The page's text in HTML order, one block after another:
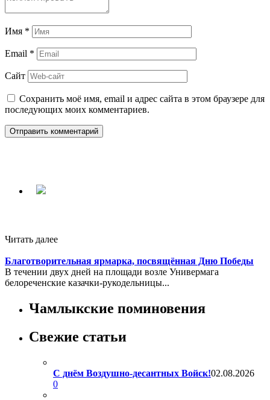
Имя *
Email *
Сайт
Сохранить моё имя, email и адрес сайта в этом браузере для
последующих моих комментариев.
Читать далее
Благотворительная ярмарка, посвящённая Дню Победы
В течении двух дней на площади возле Универмага
белореченские казачки-рукодельницы...
Чамлыкские поминовения
Свежие статьи
С днём Воздушно-десантных Войск!02.08.2026
0